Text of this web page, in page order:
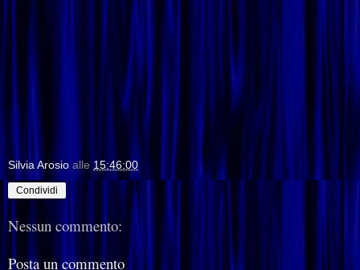
Silvia Arosio alle 15:46:00
Condividi
Nessun commento:
Posta un commento